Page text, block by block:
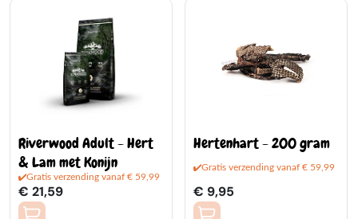
Riverwood Adult - Hert
& Lam met Konijn
Gratis verzending vanaf € 59,99
€ 21,59
Hertenhart - 200 gram
Gratis verzending vanaf € 59,99
€ 9,95